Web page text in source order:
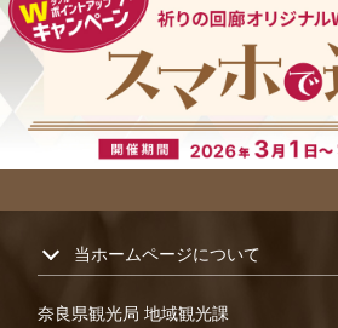
当ホームページについて
奈良県観光局 地域観光課